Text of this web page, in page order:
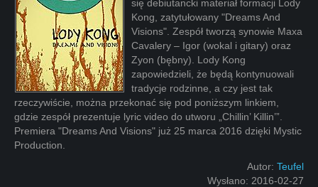
się debiutancki materiał formacji Lody
Kong, zatytułowany "Dreams And
Visions". Zespół tworzą synowie Maxa
Cavalery – Igor (wokal i gitary) oraz
Zyon (bębny). Lody Kong
zapowiedzieli, że będą kontynuowali
tradycje rodzinne, a czy jest tak
rzeczywiście, można przekonać się pod poniższym linkiem,
gdzie zespół prezentuje lyric video do utworu „Chillin’ Killin’”.
Premiera "Dreams And Visions" już 25 marca 2016 dzięki Mystic
Production.
Autor: Teufel
Wysłano: 2016-02-27